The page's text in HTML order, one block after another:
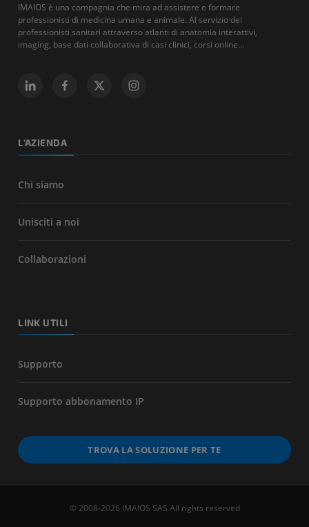
IMAIOS è una compagnia che mira ad assistere e formare
professionisti di medicina umana e animale. Al servizio dei
professionisti sanitari attraverso atlanti di anatomia interattivi,
imaging, base dati collaborativa di casi clinici, corsi online...
L'AZIENDA
Chi siamo
Unisciti a noi
Collaborazioni
LINK UTILI
Supporto
Supporto abbonamento IP
TROVA LA SOLUZIONE PER TE
© 2008-2026 IMAIOS SAS All rights reserved